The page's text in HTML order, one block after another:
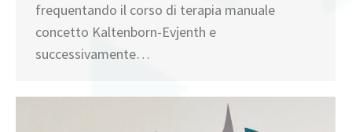
frequentando il corso di terapia manuale
concetto Kaltenborn-Evjenth e
successivamente…